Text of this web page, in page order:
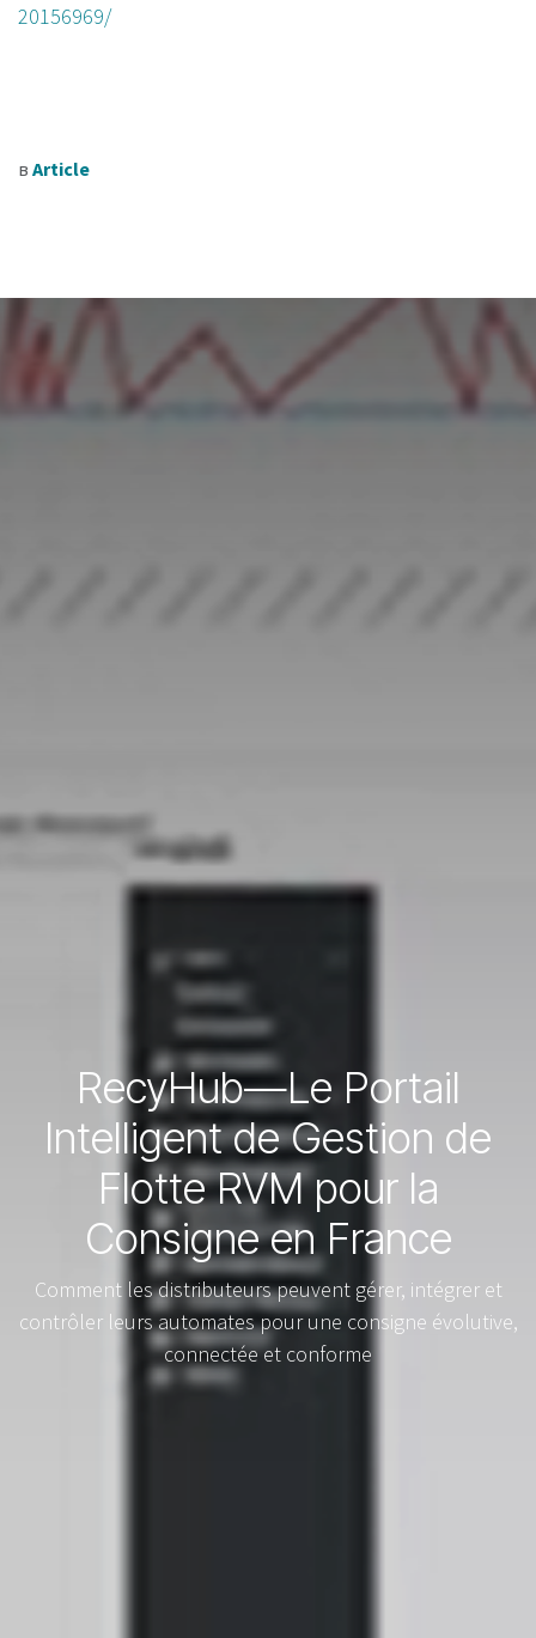
20156969/
в Article
RecyHub—Le Portail
Intelligent de Gestion de
Flotte RVM pour la
Consigne en France
Comment les distributeurs peuvent gérer, intégrer et
contrôler leurs automates pour une consigne évolutive,
connectée et conforme